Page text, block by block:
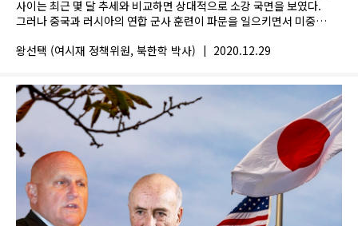
사이는 최근 몇 달 추세와 비교하면 상대적으로 소강 국면을 보였다.
그러나 중국과 러시아의 연합 군사 훈련이 파문을 일으키면서 미중
왕선택 (여시재 정책위원, 북한학 박사) | 2020.12.29